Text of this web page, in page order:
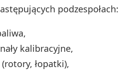
podzespołach:
kalibracyjne,
łopatki),